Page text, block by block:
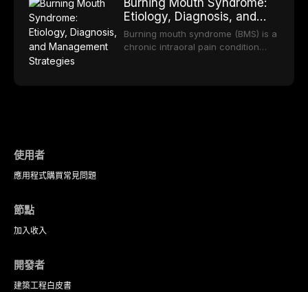
regarding patient satisfaction,
abutment tooth survival, and the
impact on oral health-related
quality of life.
reviews the epidemiology and
etiology of dental fear and anxiety,
describes validated assessment
tools, and provides an evidence-
based framework for behavioral
offering increasingly esthetic,
durable, and biocompatible options.
From traditional feldspathic
porcelain to modern high-
Burning Mouth Syndrome:
Etiology, Diagnosis, and
Management Strategies
Burning mouth syndrome (BMS) is a
chronic intraoral pain condition
使用者
應用程式購買常見問題
節點
加入收入
開發者
建築工程白皮書